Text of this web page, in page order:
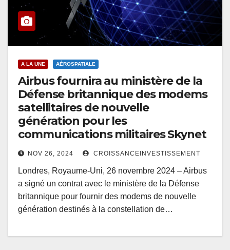
A LA UNE AÉROSPATIALE
Airbus fournira au ministère de la
Défense britannique des modems
satellitaires de nouvelle
génération pour les
communications militaires Skynet
NOV 26, 2024 CROISSANCEINVESTISSEMENT
Londres, Royaume-Uni, 26 novembre 2024 – Airbus
a signé un contrat avec le ministère de la Défense
britannique pour fournir des modems de nouvelle
génération destinés à la constellation de…